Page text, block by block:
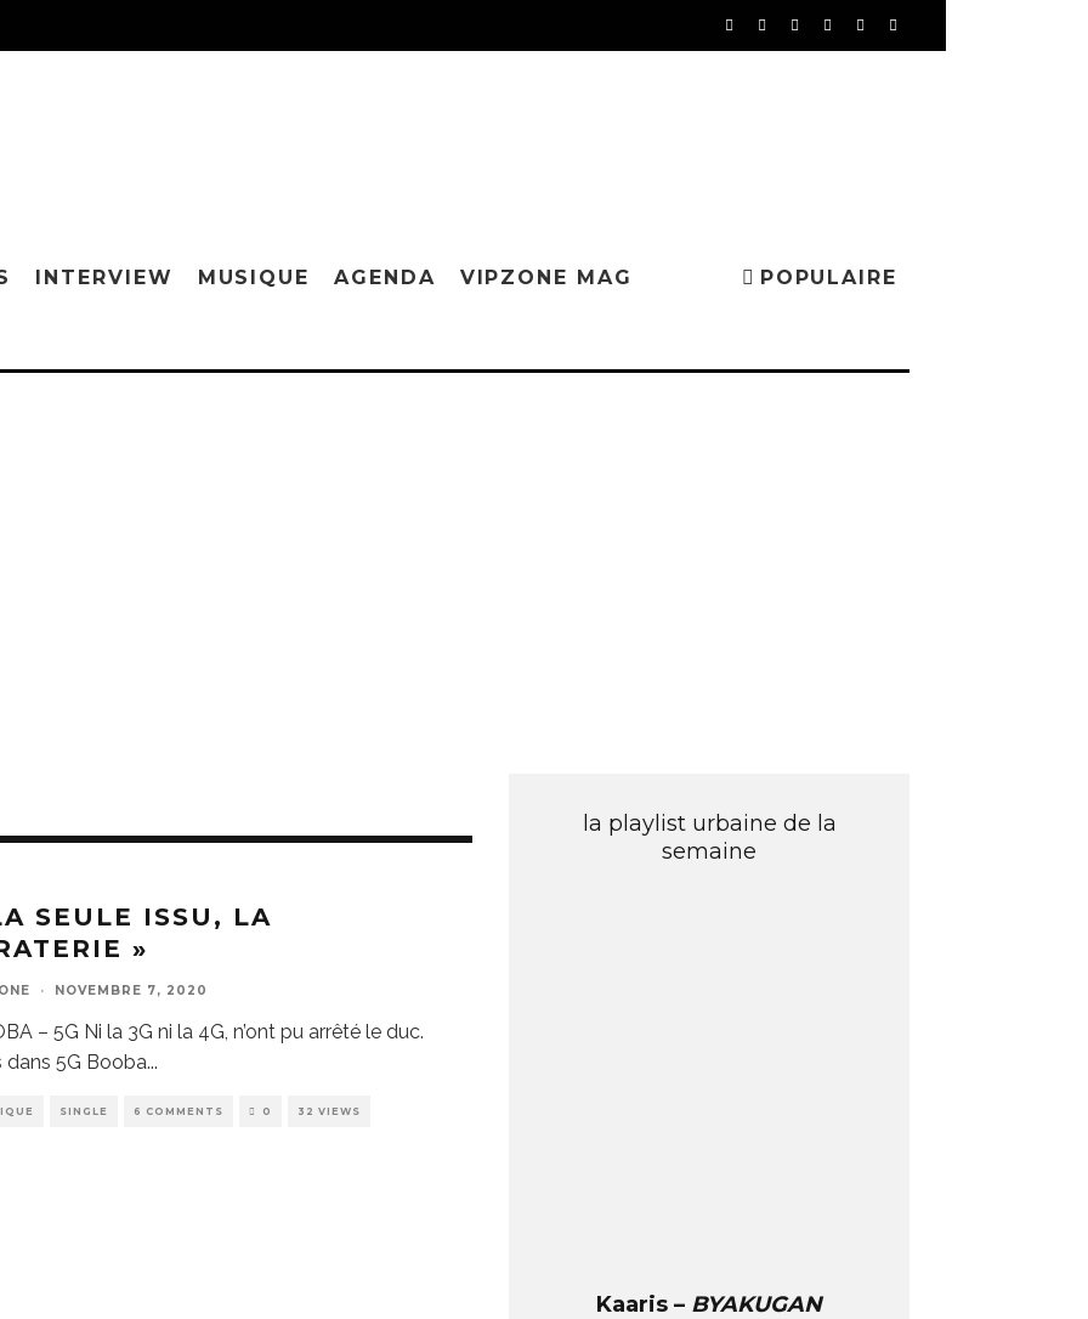
INTERVIEW MUSIQUE AGENDA VIPZONE MAG POPULAIRE
SEULE ISSU, LA
»
· NOVEMBRE 7, 2020
– 5G Ni la 3G ni la 4G, n’ont pu arrêté le duc.
dans 5G Booba...
SINGLE 6 COMMENTS 0 32 VIEWS
la playlist urbaine de la
semaine
Kaaris – BYAKUGAN